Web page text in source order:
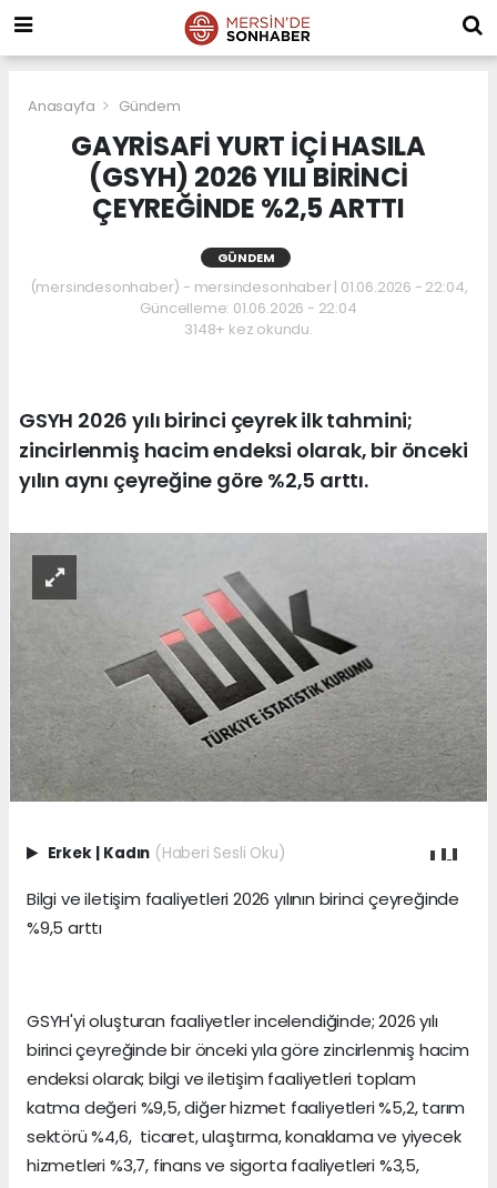
Anasayfa Gündem
GAYRİSAFİ YURT İÇİ HASILA
(GSYH) 2026 YILI BİRİNCİ
ÇEYREĞİNDE %2,5 ARTTI
GÜNDEM
(mersindesonhaber) - mersindesonhaber | 01.06.2026 - 22:04,
Güncelleme: 01.06.2026 - 22:04
3148+ kez okundu.
GSYH 2026 yılı birinci çeyrek ilk tahmini;
zincirlenmiş hacim endeksi olarak, bir önceki
yılın aynı çeyreğine göre %2,5 arttı.
Erkek | Kadın (Haberi Sesli Oku)
Bilgi ve iletişim faaliyetleri 2026 yılının birinci çeyreğinde
%9,5 arttı
GSYH'yi oluşturan faaliyetler incelendiğinde; 2026 yılı
birinci çeyreğinde bir önceki yıla göre zincirlenmiş hacim
endeksi olarak; bilgi ve iletişim faaliyetleri toplam
katma değeri %9,5, diğer hizmet faaliyetleri %5,2, tarım
sektörü %4,6, ticaret, ulaştırma, konaklama ve yiyecek
hizmetleri %3,7, finans ve sigorta faaliyetleri %3,5,